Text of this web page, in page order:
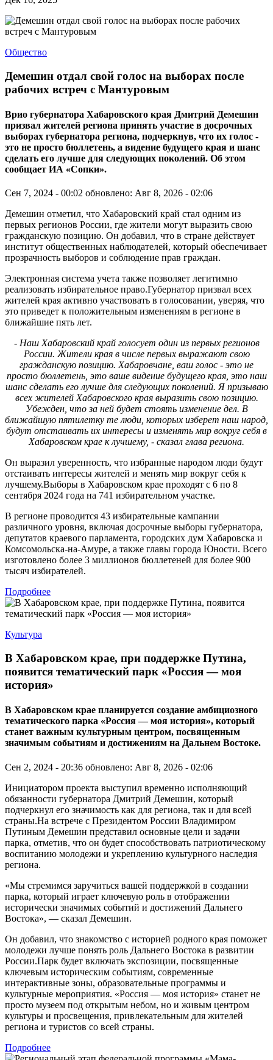
Общество
Демешин отдал свой голос на выборах после
рабочих встреч с Мантуровым
Врио губернатора Хабаровского края Дмитрий Демешин
призвал жителей региона принять участие в досрочных
выборах губернатора региона, подчеркнув, что их голос -
это не просто бюллетень, а видение будущего края и шанс
сделать его лучше для следующих поколений. Об этом
сообщает ИА «Сопки».
Сен 7, 2024 - 00:02 обновлено: Авг 8, 2026 - 02:06
Демешин отметил, что Хабаровский край стал одним из
первых регионов России, где жители могут выразить свою
гражданскую позицию. Он добавил, что в стране действует
институт общественных наблюдателей, который обеспечивает
прозрачность выборов и соблюдение прав граждан.
Электронная система учета также позволяет легитимно
реализовать избирательное право.Губернатор призвал всех
жителей края активно участвовать в голосовании, уверяя, что
это приведет к положительным изменениям в регионе в
ближайшие пять лет.
- Наш Хабаровский край голосует один из первых регионов
России. Жители края в числе первых выражают свою
гражданскую позицию. Хабаровчане, ваш голос - это не
просто бюллетень, это ваше видение будущего края, это наш
шанс сделать его лучше для следующих поколений. Я призываю
всех жителей Хабаровского края выразить свою позицию.
Убежден, что за ней будет стоять изменение дел. В
ближайшую пятилетку те люди, которых изберет наш народ,
будут отстаивать их интересы и изменять мир вокруг себя в
Хабаровском крае к лучшему, - сказал глава региона.
Он выразил уверенность, что избранные народом люди будут
отстаивать интересы жителей и менять мир вокруг себя к
лучшему.Выборы в Хабаровском крае проходят с 6 по 8
сентября 2024 года на 741 избирательном участке.
В регионе проводится 43 избирательные кампании
различного уровня, включая досрочные выборы губернатора,
депутатов краевого парламента, городских дум Хабаровска и
Комсомольска-на-Амуре, а также главы города Юности. Всего
изготовлено более 3 миллионов бюллетеней для более 900
тысяч избирателей.
Подробнее
Культура
В Хабаровском крае, при поддержке Путина,
появится тематический парк «Россия — моя
история»
В Хабаровском крае планируется создание амбициозного
тематического парка «Россия — моя история», который
станет важным культурным центром, посвященным
значимым событиям и достижениям на Дальнем Востоке.
Сен 2, 2024 - 20:36 обновлено: Авг 8, 2026 - 02:06
Инициатором проекта выступил временно исполняющий
обязанности губернатора Дмитрий Демешин, который
подчеркнул его значимость как для региона, так и для всей
страны.На встрече с Президентом России Владимиром
Путиным Демешин представил основные цели и задачи
парка, отметив, что он будет способствовать патриотическому
воспитанию молодежи и укреплению культурного наследия
региона.
«Мы стремимся заручиться вашей поддержкой в создании
парка, который играет ключевую роль в отображении
исторически значимых событий и достижений Дальнего
Востока», — сказал Демешин.
Он добавил, что знакомство с историей родного края поможет
молодежи лучше понять роль Дальнего Востока в развитии
России.Парк будет включать экспозиции, посвященные
ключевым историческим событиям, современные
интерактивные зоны, образовательные программы и
культурные мероприятия. «Россия — моя история» станет не
просто музеем под открытым небом, но и живым центром
культуры и просвещения, привлекательным для жителей
региона и туристов со всей страны.
Подробнее